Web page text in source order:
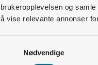
brukeropplevelsen og
å vise relevante annonser
Nødvendige